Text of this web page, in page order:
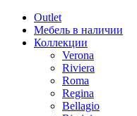
Outlet
Мебель в наличии
Коллекции
Verona
Riviera
Roma
Regina
Bellagio